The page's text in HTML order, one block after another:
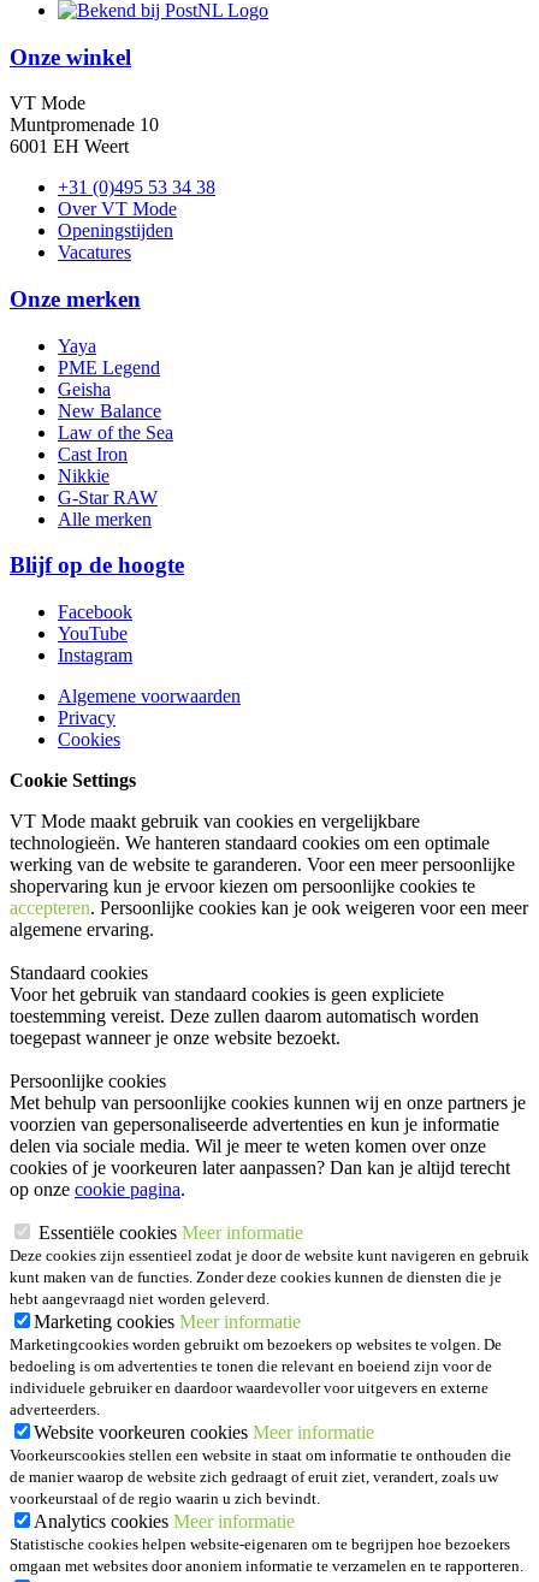
Onze winkel
VT Mode
Muntpromenade 10
6001 EH Weert
+31 (0)495 53 34 38
Over VT Mode
Openingstijden
Vacatures
Onze merken
Yaya
PME Legend
Geisha
New Balance
Law of the Sea
Cast Iron
Nikkie
G-Star RAW
Alle merken
Blijf op de hoogte
Facebook
YouTube
Instagram
Algemene voorwaarden
Privacy
Cookies
Cookie Settings
VT Mode maakt gebruik van cookies en vergelijkbare
technologieën. We hanteren standaard cookies om een optimale
werking van de website te garanderen. Voor een meer persoonlijke
shopervaring kun je ervoor kiezen om persoonlijke cookies te
accepteren. Persoonlijke cookies kan je ook weigeren voor een meer
algemene ervaring.
Standaard cookies
Voor het gebruik van standaard cookies is geen expliciete
toestemming vereist. Deze zullen daarom automatisch worden
toegepast wanneer je onze website bezoekt.
Persoonlijke cookies
Met behulp van persoonlijke cookies kunnen wij en onze partners je
voorzien van gepersonaliseerde advertenties en kun je informatie
delen via sociale media. Wil je meer te weten komen over onze
cookies of je voorkeuren later aanpassen? Dan kan je altijd terecht
op onze cookie pagina.
Essentiële cookies Meer informatie
Deze cookies zijn essentieel zodat je door de website kunt navigeren en gebruik
kunt maken van de functies. Zonder deze cookies kunnen de diensten die je
hebt aangevraagd niet worden geleverd.
Marketing cookies Meer informatie
Marketingcookies worden gebruikt om bezoekers op websites te volgen. De
bedoeling is om advertenties te tonen die relevant en boeiend zijn voor de
individuele gebruiker en daardoor waardevoller voor uitgevers en externe
adverteerders.
Website voorkeuren cookies Meer informatie
Voorkeurscookies stellen een website in staat om informatie te onthouden die
de manier waarop de website zich gedraagt of eruit ziet, verandert, zoals uw
voorkeurstaal of de regio waarin u zich bevindt.
Analytics cookies Meer informatie
Statistische cookies helpen website-eigenaren om te begrijpen hoe bezoekers
omgaan met websites door anoniem informatie te verzamelen en te rapporteren.